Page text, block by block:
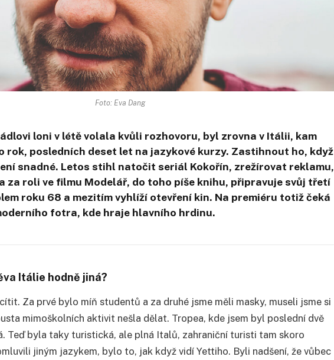
Foto: Eva Dang
loni v létě volala kvůli rozhovoru, byl zrovna v Itálii, kam
rok, posledních deset let na jazykové kurzy. Zastihnout ho, když
snadné. Letos stihl natočit seriál Kokořín, zrežírovat reklamu,
za roli ve filmu Modelář, do toho píše knihu, připravuje svůj třetí
roku 68 a mezitím vyhlíží otevření kin. Na premiéru totiž čeká
fotra, kde hraje hlavního hrdinu.
Itálie hodně jiná?
Za prvé bylo míň studentů a za druhé jsme měli masky, museli jsme si
mimoškolních aktivit nešla dělat. Tropea, kde jsem byl poslední dvě
Teď byla taky turistická, ale plná Italů, zahraniční turisti tam skoro
jiným jazykem, bylo to, jak když vidí Yettiho. Byli nadšení, že vůbec